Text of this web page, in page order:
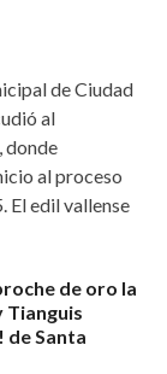
de Ciudad
al
donde
al proceso
El edil vallense
de oro la
Tianguis
de Santa